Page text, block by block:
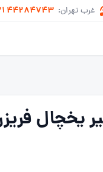
غرب تهران: 44284743
یخچال